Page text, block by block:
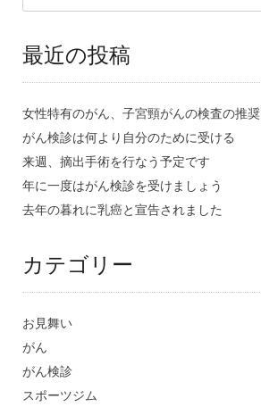
最近の投稿
女性特有のがん、子宮頸がんの検査の推奨
がん検診は何より自分のために受ける
来週、摘出手術を行なう予定です
年に一度はがん検診を受けましょう
去年の暮れに乳癌と宣告されました
カテゴリー
お見舞い
がん
がん検診
スポーツジム